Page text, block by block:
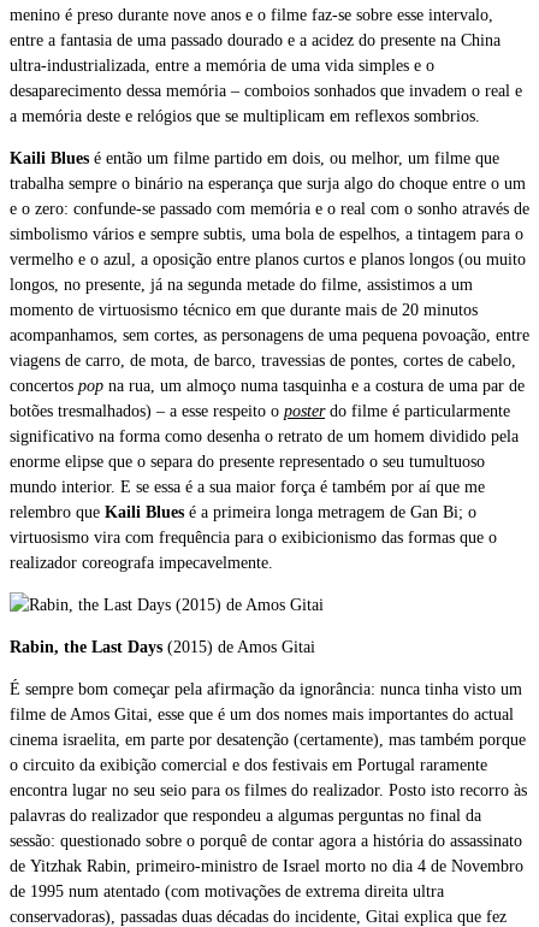
menino é preso durante nove anos e o filme faz-se sobre esse intervalo,
entre a fantasia de uma passado dourado e a acidez do presente na China
ultra-industrializada, entre a memória de uma vida simples e o
desaparecimento dessa memória – comboios sonhados que invadem o real e
a memória deste e relógios que se multiplicam em reflexos sombrios.
Kaili Blues é então um filme partido em dois, ou melhor, um filme que
trabalha sempre o binário na esperança que surja algo do choque entre o um
e o zero: confunde-se passado com memória e o real com o sonho através de
simbolismo vários e sempre subtis, uma bola de espelhos, a tintagem para o
vermelho e o azul, a oposição entre planos curtos e planos longos (ou muito
longos, no presente, já na segunda metade do filme, assistimos a um
momento de virtuosismo técnico em que durante mais de 20 minutos
acompanhamos, sem cortes, as personagens de uma pequena povoação, entre
viagens de carro, de mota, de barco, travessias de pontes, cortes de cabelo,
concertos pop na rua, um almoço numa tasquinha e a costura de uma par de
botões tresmalhados) – a esse respeito o poster do filme é particularmente
significativo na forma como desenha o retrato de um homem dividido pela
enorme elipse que o separa do presente representado o seu tumultuoso
mundo interior. E se essa é a sua maior força é também por aí que me
relembro que Kaili Blues é a primeira longa metragem de Gan Bi; o
virtuosismo vira com frequência para o exibicionismo das formas que o
realizador coreografa impecavelmente.
Rabin, the Last Days (2015) de Amos Gitai
É sempre bom começar pela afirmação da ignorância: nunca tinha visto um
filme de Amos Gitai, esse que é um dos nomes mais importantes do actual
cinema israelita, em parte por desatenção (certamente), mas também porque
o circuito da exibição comercial e dos festivais em Portugal raramente
encontra lugar no seu seio para os filmes do realizador. Posto isto recorro às
palavras do realizador que respondeu a algumas perguntas no final da
sessão: questionado sobre o porquê de contar agora a história do assassinato
de Yitzhak Rabin, primeiro-ministro de Israel morto no dia 4 de Novembro
de 1995 num atentado (com motivações de extrema direita ultra
conservadoras), passadas duas décadas do incidente, Gitai explica que fez